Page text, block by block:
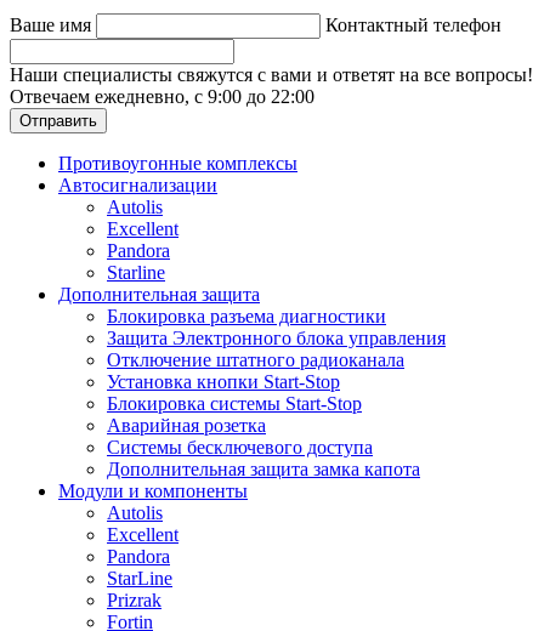
Ваше имя Контактный телефон
Наши специалисты свяжутся с вами и ответят на все вопросы!
Отвечаем ежедневно, с 9:00 до 22:00
Отправить
Противоугонные комплексы
Автосигнализации
Autolis
Excellent
Pandora
Starline
Дополнительная защита
Блокировка разъема диагностики
Защита Электронного блока управления
Отключение штатного радиоканала
Установка кнопки Start-Stop
Блокировка системы Start-Stop
Аварийная розетка
Системы бесключевого доступа
Дополнительная защита замка капота
Модули и компоненты
Autolis
Excellent
Pandora
StarLine
Prizrak
Fortin